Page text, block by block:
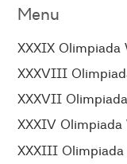
Menu
XXXIX Olimpiada
XXXVIII
XXXVII
XXXIV
XXXIII Olimpiada